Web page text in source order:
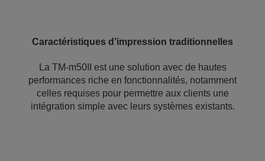
Caractéristiques d’impression traditionnelles
La TM-m50II est une solution avec de hautes
performances riche en fonctionnalités, notamment
celles requises pour permettre aux clients une
intégration simple avec leurs systèmes existants.